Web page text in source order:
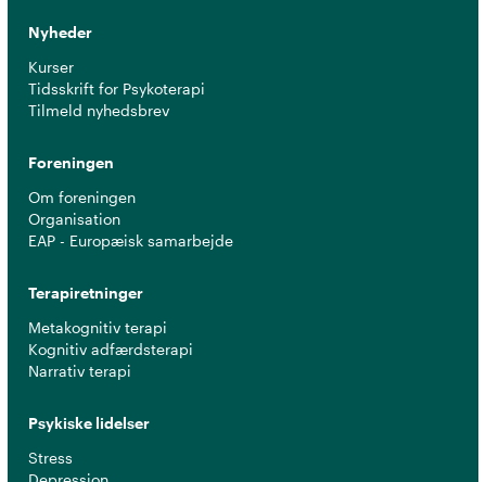
Nyheder
Kurser
Tidsskrift for Psykoterapi
Tilmeld nyhedsbrev
Foreningen
Om foreningen
Organisation
EAP - Europæisk samarbejde
Terapiretninger
Metakognitiv terapi
Kognitiv adfærdsterapi
Narrativ terapi
Psykiske lidelser
Stress